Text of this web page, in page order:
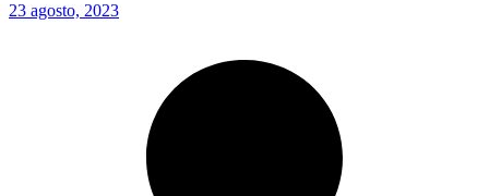
23 agosto, 2023